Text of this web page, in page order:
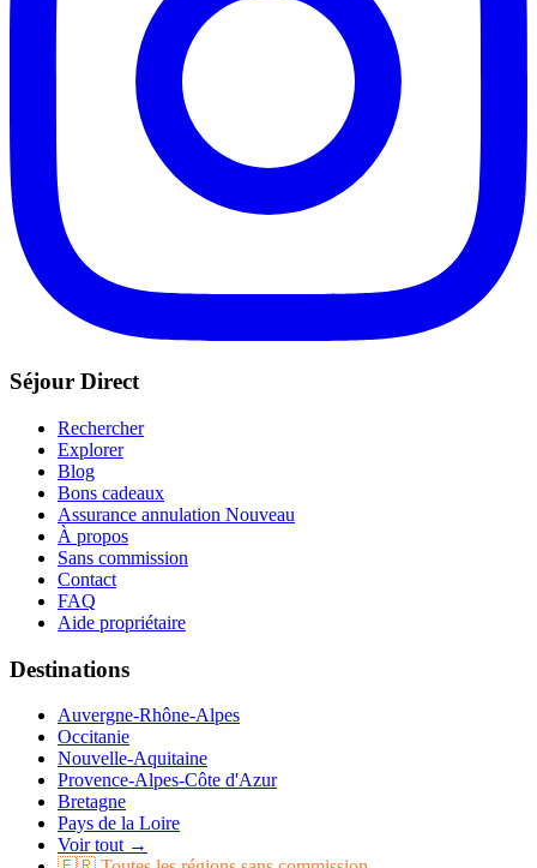
Séjour Direct
Rechercher
Explorer
Blog
Bons cadeaux
Assurance annulation Nouveau
À propos
Sans commission
Contact
FAQ
Aide propriétaire
Destinations
Auvergne-Rhône-Alpes
Occitanie
Nouvelle-Aquitaine
Provence-Alpes-Côte d'Azur
Bretagne
Pays de la Loire
Voir tout →